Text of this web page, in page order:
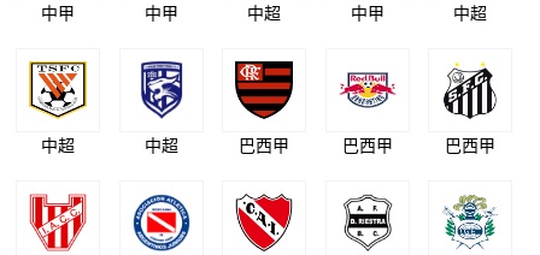
中甲 中甲 中超 中甲 中超
中超 中超 巴西甲 巴西甲 巴西甲